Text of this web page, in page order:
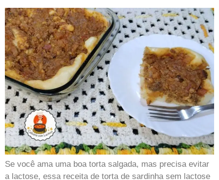
Se você ama uma boa torta salgada, mas precisa evitar
a lactose, essa receita de torta de sardinha sem lactose